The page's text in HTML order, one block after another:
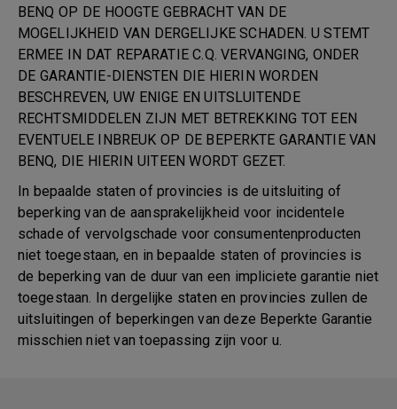
BENQ OP DE HOOGTE GEBRACHT VAN DE
MOGELIJKHEID VAN DERGELIJKE SCHADEN. U STEMT
ERMEE IN DAT REPARATIE C.Q. VERVANGING, ONDER
DE GARANTIE-DIENSTEN DIE HIERIN WORDEN
BESCHREVEN, UW ENIGE EN UITSLUITENDE
RECHTSMIDDELEN ZIJN MET BETREKKING TOT EEN
EVENTUELE INBREUK OP DE BEPERKTE GARANTIE VAN
BENQ, DIE HIERIN UITEEN WORDT GEZET.
In bepaalde staten of provincies is de uitsluiting of
beperking van de aansprakelijkheid voor incidentele
schade of vervolgschade voor consumentenproducten
niet toegestaan, en in bepaalde staten of provincies is
de beperking van de duur van een impliciete garantie niet
toegestaan. In dergelijke staten en provincies zullen de
uitsluitingen of beperkingen van deze Beperkte Garantie
misschien niet van toepassing zijn voor u.